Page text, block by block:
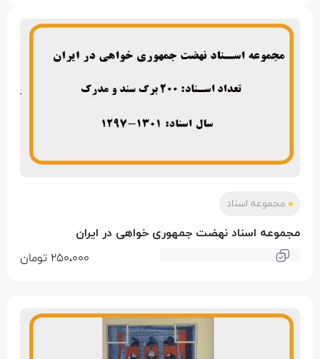
مجموعه اسناد
مجموعه اسناد نهضت جمهوری خواهی در ایران
250،000 تومان